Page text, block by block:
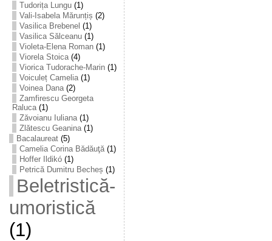
Tudorița Lungu(1)
Vali-Isabela Mărunțiș (2)
Vasilica Brebenel (1)
Vasilica Sălceanu(1)
Violeta-Elena Roman(1)
Viorela Stoica(4)
Viorica Tudorache-Marin(1)
Voiculeț Camelia(1)
Voinea Dana(2)
Zamfirescu Georgeta
Raluca(1)
Zăvoianu Iuliana(1)
Zlătescu Geanina(1)
Bacalaureat(5)
Camelia Corina Bădăuţă(1)
Hoffer Ildikó(1)
Petrică Dumitru Becheș (1)
Beletristică-
umoristică
(1)